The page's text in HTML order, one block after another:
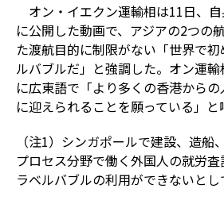
オン・イエクン運輸相は11日、
に公開した動画で、アジアの2つの
た渡航目的に制限がない「世界で
ルバブルだ」と強調した。オン運
に広東語で「より多くの香港から
に迎えられることを願っている」と
（注1）シンガポールで建設、造船
プロセス分野で働く外国人の就労
ラベルバブルの利用ができないとし